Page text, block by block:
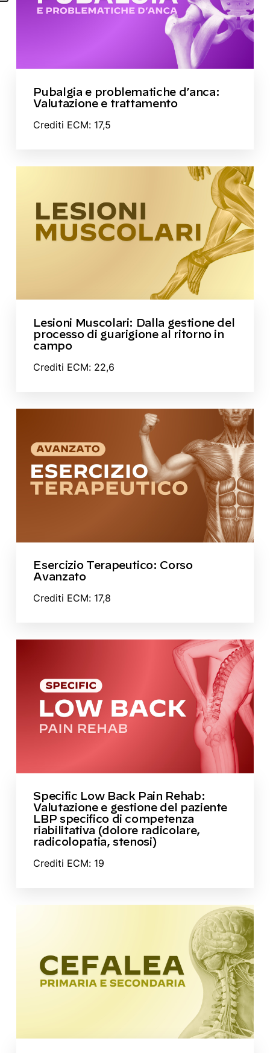
Pubalgia e problematiche d’anca:
Valutazione e trattamento
Crediti ECM: 17,5
Lesioni Muscolari: Dalla gestione del
processo di guarigione al ritorno in
campo
Crediti ECM: 22,6
Esercizio Terapeutico: Corso
Avanzato
Crediti ECM: 17,8
Specific Low Back Pain Rehab:
Valutazione e gestione del paziente
LBP specifico di competenza
riabilitativa (dolore radicolare,
radicolopatia, stenosi)
Crediti ECM: 19